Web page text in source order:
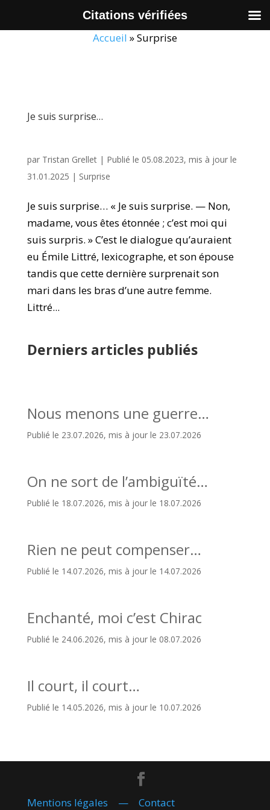
Accueil »Surprise
Je suis surprise…
par Tristan Grellet| Publié le 05.08.2023, mis à jour le
31.01.2025 | Surprise
Je suis surprise… « Je suis surprise. — Non,
madame, vous êtes étonnée ; c’est moi qui
suis surpris. » C’est le dialogue qu’auraient
eu Émile Littré, lexicographe, et son épouse
tandis que cette dernière surprenait son
mari dans les bras d’une autre femme.
Littré...
Derniers articles publiés
Nous menons une guerre…
Publié le 23.07.2026, mis à jour le 23.07.2026
On ne sort de l’ambiguïté…
Publié le 18.07.2026, mis à jour le 18.07.2026
Rien ne peut compenser…
Publié le 14.07.2026, mis à jour le 14.07.2026
Enchanté, moi c’est Chirac
Publié le 24.06.2026, mis à jour le 08.07.2026
Il court, il court…
Publié le 14.05.2026, mis à jour le 10.07.2026
Mentions légales — Contact
Citations vérifiées